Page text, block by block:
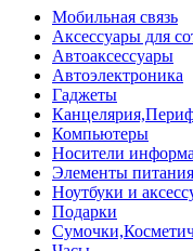
Мобильная связь
Аксессуары для
Автоаксессуары
Автоэлектроника
Гаджеты
Компьютеры
Носители
Элементы питания
Ноутбуки и
Подарки